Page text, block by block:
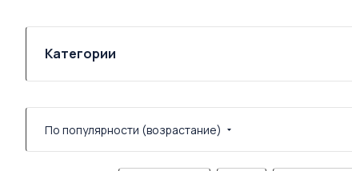
Категории
По популярности (возрастание)